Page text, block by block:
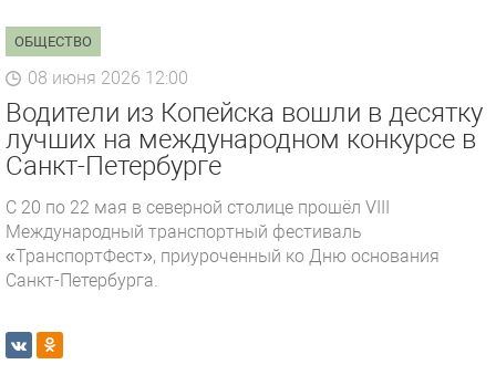
ОБЩЕСТВО
08 июня 2026 12:00
Водители из Копейска вошли в десятку
лучших на международном конкурсе в
Санкт-Петербурге
С 20 по 22 мая в северной столице прошёл VIII
Международный транспортный фестиваль
«ТранспортФест», приуроченный ко Дню основания
Санкт-Петербурга.